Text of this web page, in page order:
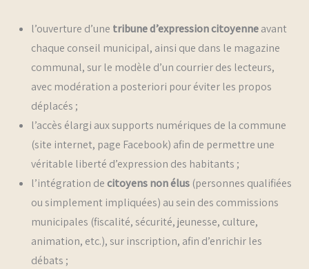
l’ouverture d’une tribune d’expression citoyenneavant
chaque conseil municipal, ainsi que dans le magazine
communal, sur le modèle d’un courrier des lecteurs,
avec modération a posteriori pour éviter les propos
déplacés ;
l’accès élargi aux supports numériques de la commune
(site internet, page Facebook) afin de permettre une
véritable liberté d’expression des habitants ;
l’intégration decitoyens non élus(personnes qualifiées
ou simplement impliquées) au sein des commissions
municipales (fiscalité, sécurité, jeunesse, culture,
animation, etc.), sur inscription, afin d’enrichir les
débats ;